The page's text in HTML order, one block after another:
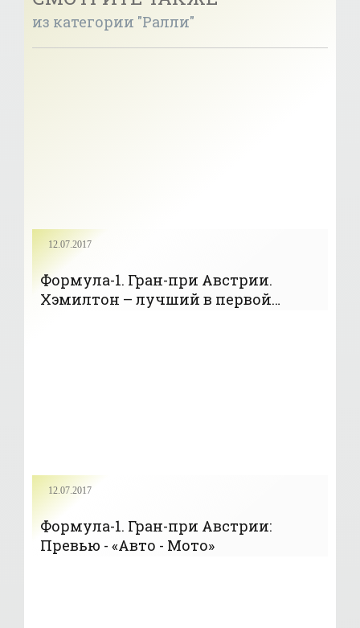
из категории "Ралли"
12.07.2017
Формула-1. Гран-при Австрии.
Хэмилтон – лучший в первой
12.07.2017
Формула-1. Гран-при Австрии:
Превью - «Авто - Мото»